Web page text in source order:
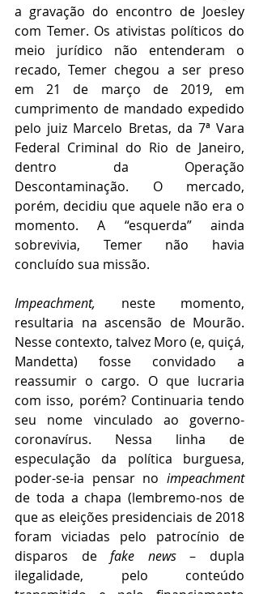
a gravação do encontro de Joesley
com Temer. Os ativistas políticos do
meio jurídico não entenderam o
recado, Temer chegou a ser preso
em 21 de março de 2019, em
cumprimento de mandado expedido
pelo juiz Marcelo Bretas, da 7ª Vara
Federal Criminal do Rio de Janeiro,
dentro da Operação
Descontaminação. O mercado,
porém, decidiu que aquele não era o
momento. A “esquerda” ainda
sobrevivia, Temer não havia
concluído sua missão.
Impeachment, neste momento,
resultaria na ascensão de Mourão.
Nesse contexto, talvez Moro (e, quiçá,
Mandetta) fosse convidado a
reassumir o cargo. O que lucraria
com isso, porém? Continuaria tendo
seu nome vinculado ao governo-
coronavírus. Nessa linha de
especulação da política burguesa,
poder-se-ia pensar no impeachment
de toda a chapa (lembremo-nos de
que as eleições presidenciais de 2018
foram viciadas pelo patrocínio de
disparos de fake news – dupla
ilegalidade, pelo conteúdo